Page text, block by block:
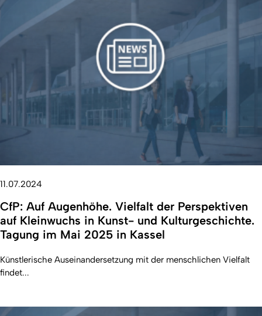
11.07.2024
CfP: Auf Augenhöhe. Vielfalt der Perspektiven
auf Kleinwuchs in Kunst- und Kulturgeschichte.
Tagung im Mai 2025 in Kassel
Künstlerische Auseinandersetzung mit der menschlichen Vielfalt
findet...